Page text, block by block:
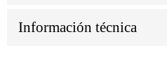
Información técnica